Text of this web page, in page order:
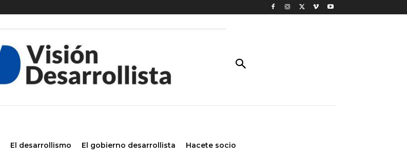
El desarrollismo El gobierno desarrollista Hacete socio